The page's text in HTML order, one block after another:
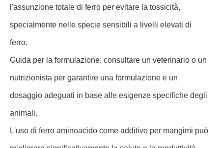
l'assunzione totale di ferro per evitare la tossicità,
specialmente nelle specie sensibili a livelli elevati di
ferro.
Guida per la formulazione: consultare un veterinario o un
nutrizionista per garantire una formulazione e un
dosaggio adeguati in base alle esigenze specifiche degli
animali.
L'uso di ferro aminoacido come additivo per mangimi può